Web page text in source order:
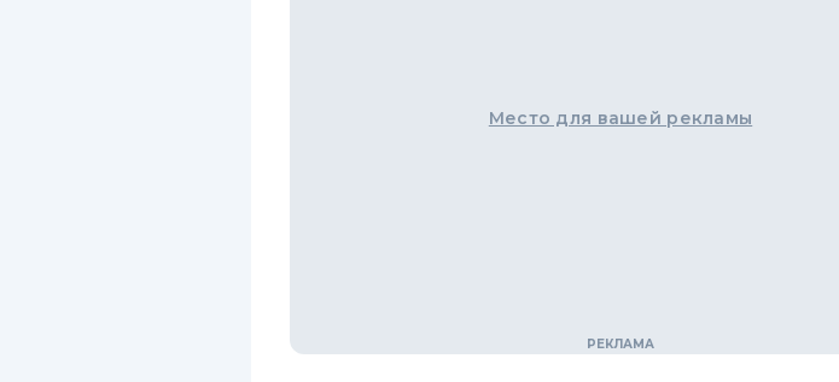
Место для вашей рекламы